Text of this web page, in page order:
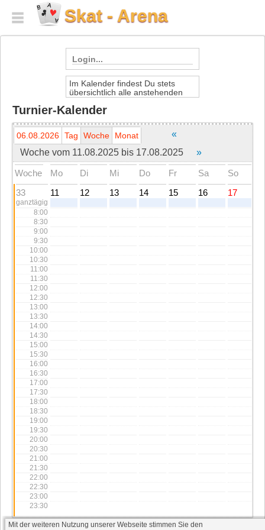
Skat - Arena
Login...
Dein Spielername
Dein Passwort
Neu anmelden
Im Kalender findest Du stets
übersichtlich alle anstehenden
Durch Klick auf den einzelenen
Einzelheiten.
Die Anmeldung zu den Turnieren
erfolgt direkt in der Lobby der
Skat-Arena.
Turnier-Kalender
06.08.2026 Tag Woche Monat
«
Woche vom 11.08.2025 bis 17.08.2025
»
Woche Mo Di Mi Do Fr Sa
So
33
ganztägig
8:00
8:30
9:00
9:30
10:00
10:30
11:00
11:30
12:00
12:30
13:00
13:30
14:00
14:30
15:00
15:30
16:00
16:30
17:00
17:30
18:00
18:30
19:00
19:30
20:00
20:30
21:00
21:30
22:00
22:30
23:00
23:30
11 12 13 14 15 16 17
Mit der weiteren Nutzung unserer Webseite stimmen Sie den